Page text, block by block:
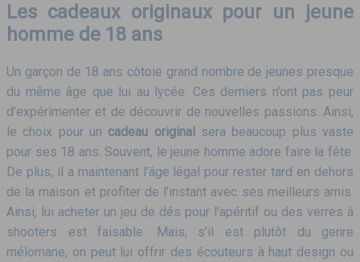
Les cadeaux originaux pour un jeune
homme de 18 ans
Un garçon de 18 ans côtoie grand nombre de jeunes presque
du même âge que lui au lycée. Ces derniers n’ont pas peur
d’expérimenter et de découvrir de nouvelles passions. Ainsi,
le choix pour un cadeau original sera beaucoup plus vaste
pour ses 18 ans. Souvent, le jeune homme adore faire la fête.
De plus, il a maintenant l’âge légal pour rester tard en dehors
de la maison et profiter de l’instant avec ses meilleurs amis.
Ainsi, lui acheter un jeu de dés pour l’apéritif ou des verres à
shooters est faisable. Mais, s’il est plutôt du genre
mélomane, on peut lui offrir des écouteurs à haut design ou